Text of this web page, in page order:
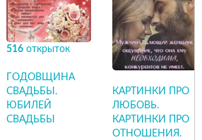
516 открыток
ГОДОВЩИНА
СВАДЬБЫ.
ЮБИЛЕЙ
СВАДЬБЫ
КАРТИНКИ ПРО
ЛЮБОВЬ.
КАРТИНКИ ПРО
ОТНОШЕНИЯ.